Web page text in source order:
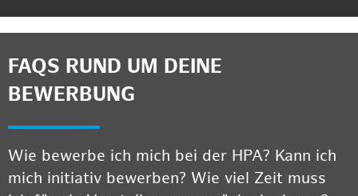
FAQS RUND UM DEINE
BEWERBUNG
Wie bewerbe ich mich bei der HPA? Kann ich
mich initiativ bewerben? Wie viel Zeit muss